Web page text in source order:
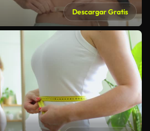
Descargar Gratis